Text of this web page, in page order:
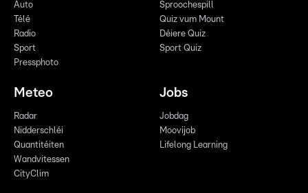
Auto
Télé
Radio
Sport
Pressphoto
Sproochespill
Quiz vum Mount
Déiere Quiz
Sport Quiz
Meteo
Radar
Nidderschléi
Quantitéiten
Wandvitessen
CityClim
Jobs
Jobdag
Moovijob
Lifelong Learning